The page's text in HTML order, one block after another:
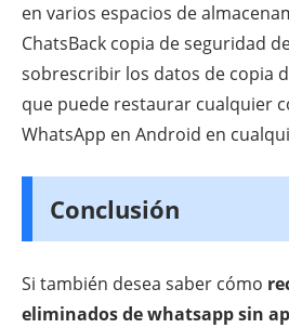
en varios espacios de
ChatsBack copia de seguridad
sobrescribir los datos de copia
que puede restaurar cualquier
WhatsApp en Android en
Conclusión
Si también desea saber cómo
eliminados de whatsapp sin